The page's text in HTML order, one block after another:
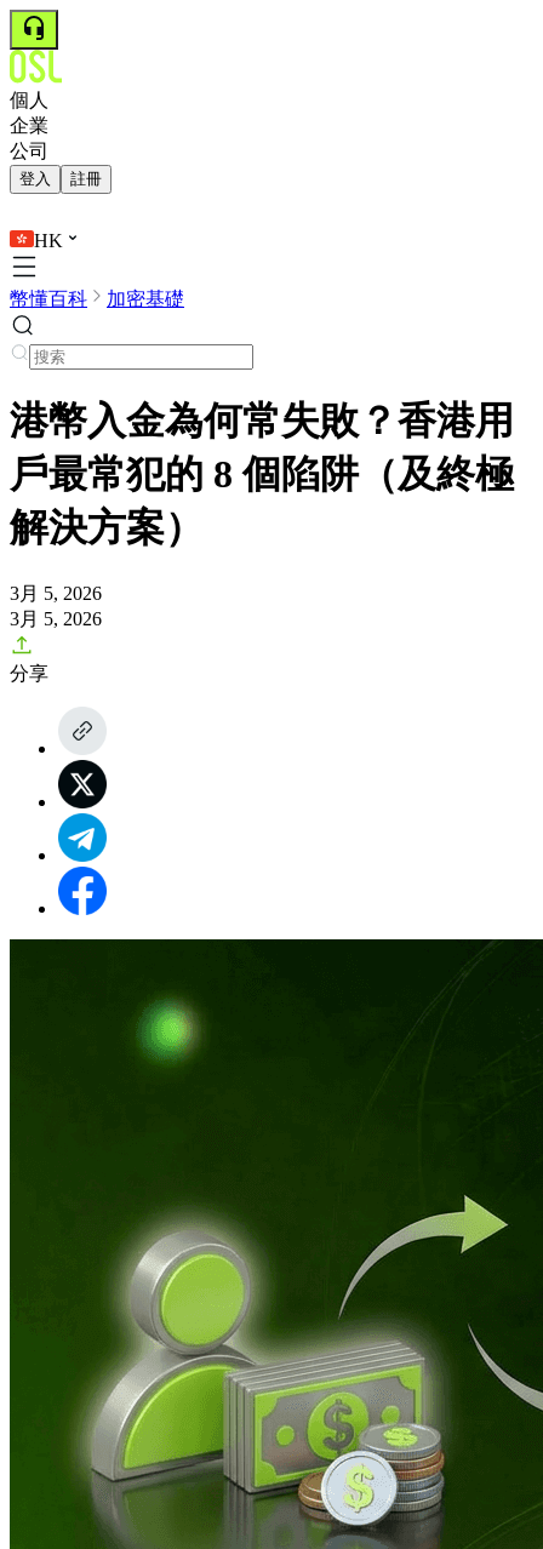
個人
企業
公司
登入 註冊
HK
幣懂百科 加密基礎
港幣入金為何常失敗？香港用
戶最常犯的 8 個陷阱（及終極
解決方案）
3月 5, 2026
3月 5, 2026
分享